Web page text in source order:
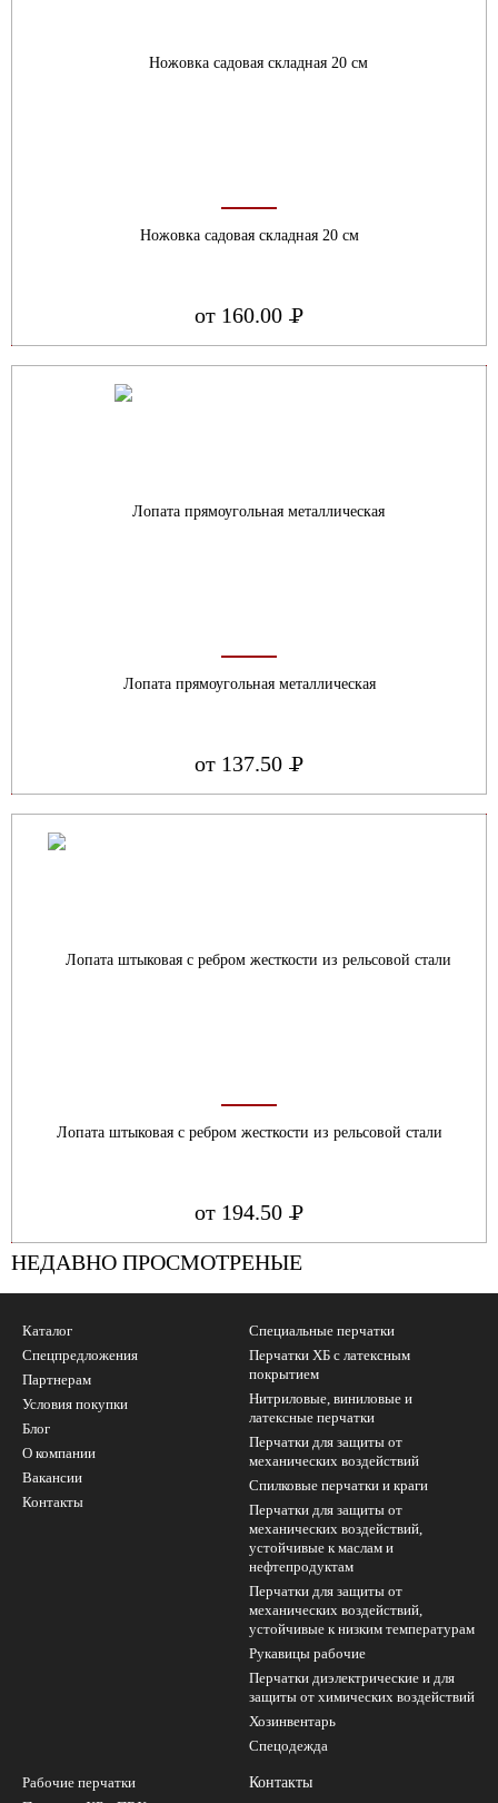
Ножовка садовая складная 20 см
от 160.00 Р
УБ.
Лопата прямоугольная металлическая
от 137.50 Р
УБ.
Лопата штыковая с ребром жесткости из рельсовой стали
от 194.50 Р
УБ.
НЕДАВНО ПРОСМОТРЕНЫЕ
Каталог
Спецпредложения
Партнерам
Условия покупки
Блог
О компании
Вакансии
Контакты
Специальные перчатки
Перчатки ХБ с латексным
покрытием
Нитриловые, виниловые и
латексные перчатки
Перчатки для защиты от
механических воздействий
Cпилковые перчатки и краги
Перчатки для защиты от
механических воздействий,
устойчивые к маслам и
нефтепродуктам
Перчатки для защиты от
механических воздействий,
устойчивые к низким температурам
Рукавицы рабочие
Перчатки диэлектрические и для
защиты от химических воздействий
Хозинвентарь
Спецодежда
Рабочие перчатки
Контакты